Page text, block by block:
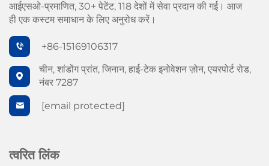
आईएसओ-प्रमाणित, 30+ पेटेंट, 118 देशों में सेवा प्रदान की गई। आज
ही एक कस्टम समाधान के लिए अनुरोध करें।
+86-15169106317
चीन, शांडोंग प्रांत, जिनान, हाई-टेक इनोवेशन ज़ोन, एयरपोर्ट रोड,
नंबर 7287
[email protected]
त्वरित लिंक